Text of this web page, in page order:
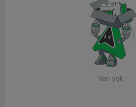
Veri yok